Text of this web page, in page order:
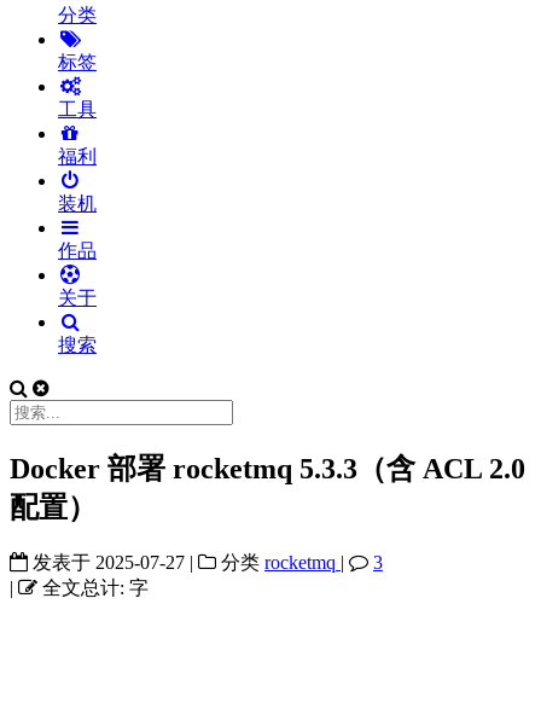
分类
标签
工具
福利
装机
作品
关于
搜索
Docker 部署 rocketmq 5.3.3（含 ACL 2.0
配置）
发表于 2025-07-27 | 分类 rocketmq |
3
|
全文总计: 字